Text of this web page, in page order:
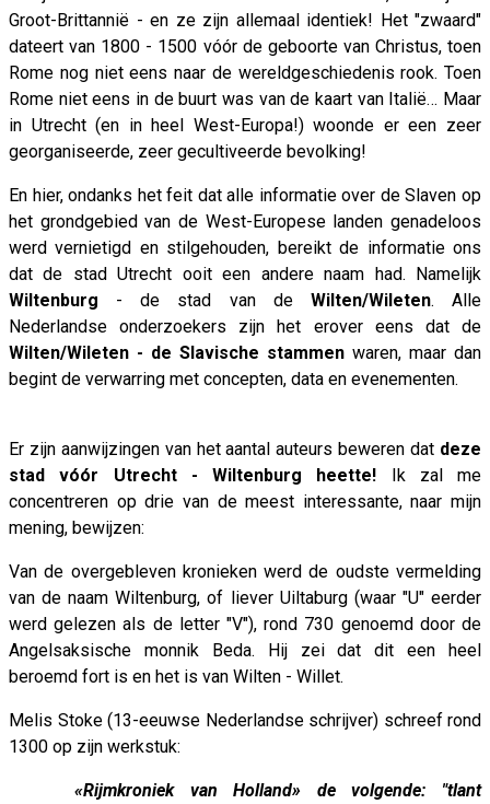
Groot-Brittannië - en ze zijn allemaal identiek! Het "zwaard"
dateert van 1800 - 1500 vóór de geboorte van Christus, toen
Rome nog niet eens naar de wereldgeschiedenis rook. Toen
Rome niet eens in de buurt was van de kaart van Italië… Maar
in Utrecht (en in heel West-Europa!) woonde er een zeer
georganiseerde, zeer gecultiveerde bevolking!
En hier, ondanks het feit dat alle informatie over de Slaven op
het grondgebied van de West-Europese landen genadeloos
werd vernietigd en stilgehouden, bereikt de informatie ons
dat de stad Utrecht ooit een andere naam had. Namelijk
Wiltenburg - de stad van de Wilten/Wileten. Alle
Nederlandse onderzoekers zijn het erover eens dat de
Wilten/Wileten - de Slavische stammen waren, maar dan
begint de verwarring met concepten, data en evenementen.
Er zijn aanwijzingen van het aantal auteurs beweren dat deze
stad vóór Utrecht - Wiltenburg heette! Ik zal me
concentreren op drie van de meest interessante, naar mijn
mening, bewijzen:
Van de overgebleven kronieken werd de oudste vermelding
van de naam Wiltenburg, of liever Uiltaburg (waar "U" eerder
werd gelezen als de letter "V"), rond 730 genoemd door de
Angelsaksische monnik Beda. Hij zei dat dit een heel
beroemd fort is en het is van Wilten - Willet.
Melis Stoke (13-eeuwse Nederlandse schrijver) schreef rond
1300 op zijn werkstuk:
«Rijmkroniek van Holland» de volgende: "tlant